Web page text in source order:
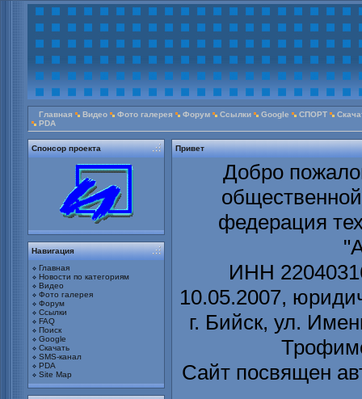
Главная Видео Фото галерея Форум Ссылки Google СПОРТ
PDA
Спонсор проекта
Навигация
Главная
Новости по категориям
Видео
Фото галерея
Форум
Ссылки
FAQ
Поиск
Google
Скачать
SMS-канал
PDA
Site Map
Привет
Добро
федерация
ИНН
10.05.2007,
г. Бийск, ул.
Сайт посвящен